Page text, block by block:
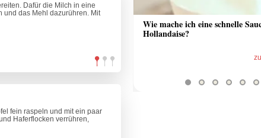
Dafür die Milch in eine
das Mehl dazurühren. Mit
fein raspeln und mit ein paar
Haferflocken verrühren,
Wie mache ich eine schnelle
Hollandaise?
zum Video